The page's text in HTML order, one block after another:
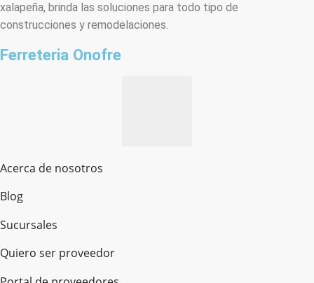
xalapeña, brinda las soluciones para todo tipo de
construcciones y remodelaciones.
Ferreteria Onofre
Acerca de nosotros
Blog
Sucursales
Quiero ser proveedor